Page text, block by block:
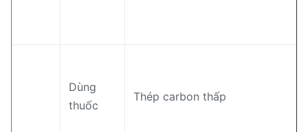
Dùng
thuốc
Thép carbon thấp